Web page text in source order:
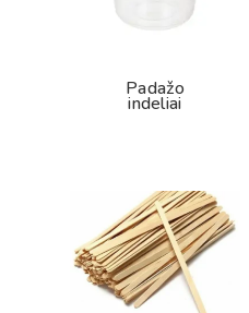
Padažo
indeliai